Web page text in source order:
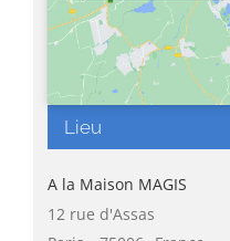
Lieu
A la Maison MAGIS
12 rue d'Assas